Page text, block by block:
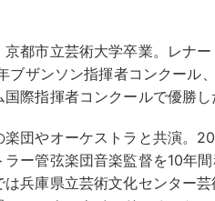
京都市立芸術大学卒業。レナ
ブザンソン指揮者コンクール
際指揮者コンクールで優勝し
楽団やオーケストラと共演。
ラー管弦楽団音楽監督を10年
は兵庫県立芸術文化センター